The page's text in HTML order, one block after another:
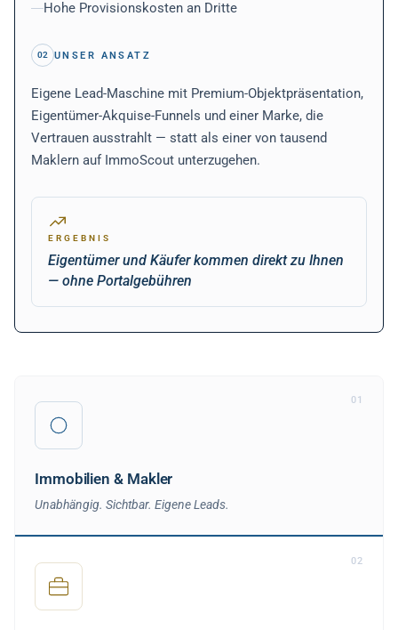
Hohe Provisionskosten an Dritte
02 UNSER ANSATZ
Eigene Lead-Maschine mit Premium-Objektpräsentation,
Eigentümer-Akquise-Funnels und einer Marke, die
Vertrauen ausstrahlt — statt als einer von tausend
Maklern auf ImmoScout unterzugehen.
ERGEBNIS
Eigentümer und Käufer kommen direkt zu Ihnen
— ohne Portalgebühren
01
Immobilien & Makler
Unabhängig. Sichtbar. Eigene Leads.
02